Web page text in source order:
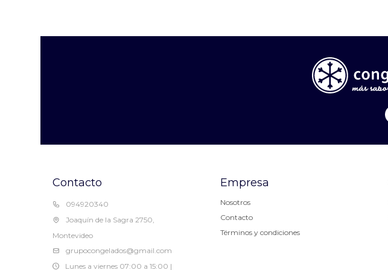
Contacto
094920340
Joaquín de la Sagra 2750,
Montevideo
grupocongelados@gmail.com
Lunes a viernes 07:00 a 15:00 |
Empresa
Nosotros
Contacto
Términos y condiciones